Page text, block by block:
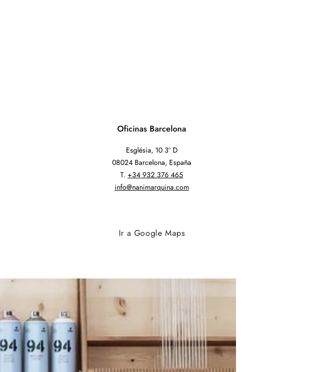
Oficinas Barcelona
Església, 10 3º D
08024 Barcelona, España
T. +34 932 376 465
info@nanimarquina.com
Ir a Google Maps